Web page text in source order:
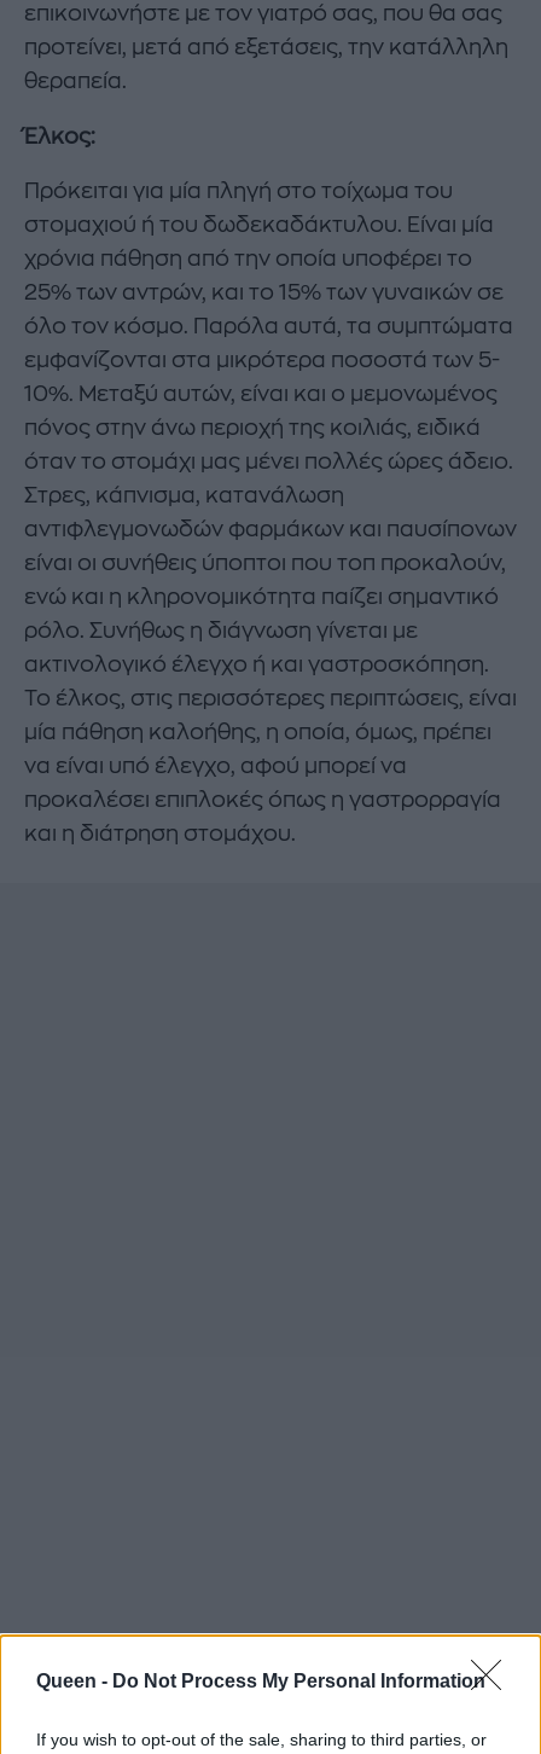
Queen - Do Not Process My Personal Information
If you wish to opt-out of the sale, sharing to third parties, or
επικοινωνήστε με τον γιατρό σας, που θα σας
προτείνει, μετά από εξετάσεις, την κατάλληλη
θεραπεία.
Έλκος:
Πρόκειται για μία πληγή στο τοίχωμα του
στομαχιού ή του δωδεκαδάκτυλου. Είναι μία
χρόνια πάθηση από την οποία υποφέρει το
25% των αντρών, και το 15% των γυναικών σε
όλο τον κόσμο. Παρόλα αυτά, τα συμπτώματα
εμφανίζονται στα μικρότερα ποσοστά των 5-
10%. Μεταξύ αυτών, είναι και ο μεμονωμένος
πόνος στην άνω περιοχή της κοιλιάς, ειδικά
όταν το στομάχι μας μένει πολλές ώρες άδειο.
Στρες, κάπνισμα, κατανάλωση
αντιφλεγμονωδών φαρμάκων και παυσίπονων
είναι οι συνήθεις ύποπτοι που τοπ προκαλούν,
ενώ και η κληρονομικότητα παίζει σημαντικό
ρόλο. Συνήθως η διάγνωση γίνεται με
ακτινολογικό έλεγχο ή και γαστροσκόπηση.
Το έλκος, στις περισσότερες περιπτώσεις, είναι
μία πάθηση καλοήθης, η οποία, όμως, πρέπει
να είναι υπό έλεγχο, αφού μπορεί να
προκαλέσει επιπλοκές όπως η γαστρορραγία
και η διάτρηση στομάχου.